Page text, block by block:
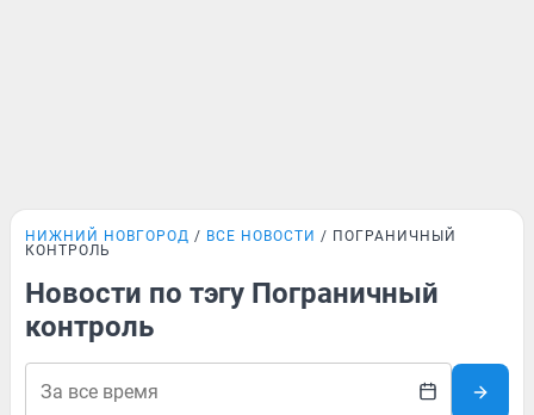
НИЖНИЙ НОВГОРОД ВСЕ НОВОСТИ
ПОГРАНИЧНЫЙ
КОНТРОЛЬ
Новости по тэгу Пограничный
контроль